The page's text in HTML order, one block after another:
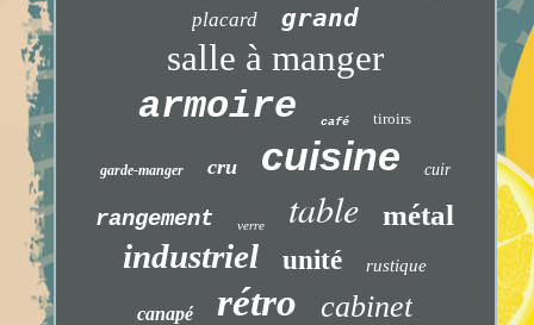
placard grand
salle à manger
armoire café tiroirs
garde-manger cru cuisine cuir
rangement verre table métal
industriel unité rustique
canapé rétro cabinet